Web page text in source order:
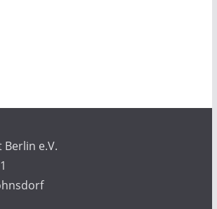
Berlin e.V.